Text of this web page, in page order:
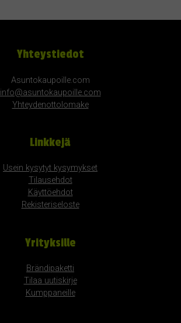
Yhteystiedot
Asuntokaupoille.com
info@asuntokaupoille.com
Yhteydenottolomake
Linkkejä
Usein kysytyt kysymykset
Tilausehdot
Käyttöehdot
Rekisteriseloste
Yrityksille
Brändipaketti
Tilaa uutiskirje
Kumppaneille